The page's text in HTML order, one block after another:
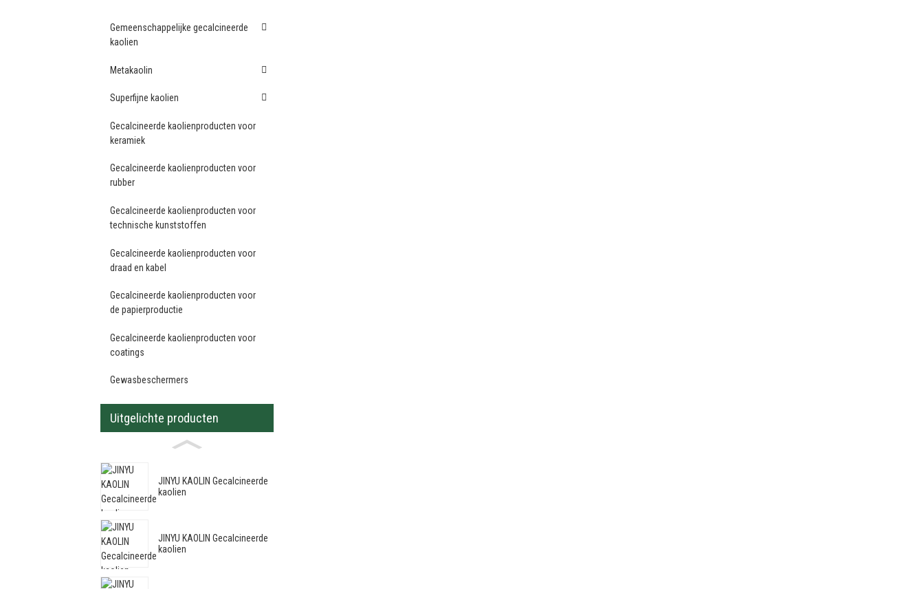
Gemeenschappelijke gecalcineerde
kaolien
Metakaolin
Superfijne kaolien
Gecalcineerde kaolienproducten voor
keramiek
Gecalcineerde kaolienproducten voor
rubber
Gecalcineerde kaolienproducten voor
technische kunststoffen
Gecalcineerde kaolienproducten voor
draad en kabel
Gecalcineerde kaolienproducten voor
de papierproductie
Gecalcineerde kaolienproducten voor
coatings
Gewasbeschermers
Uitgelichte producten
JINYU KAOLIN Gecalcineerde
kaolien
JINYU KAOLIN Gecalcineerde
kaolien